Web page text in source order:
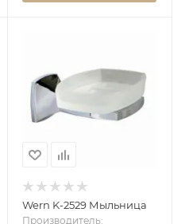
Wern K-2529 Мыльница
Производитель: